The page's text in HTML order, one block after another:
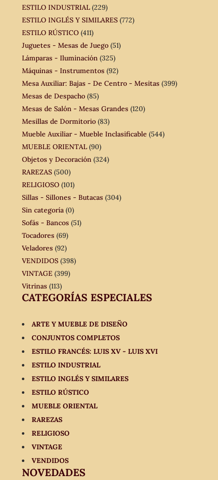
ESTILO INDUSTRIAL (229)
ESTILO INGLÉS Y SIMILARES (772)
ESTILO RÚSTICO (411)
Juguetes - Mesas de Juego (51)
Lámparas - Iluminación (325)
Máquinas - Instrumentos (92)
Mesa Auxiliar: Bajas - De Centro - Mesitas (399)
Mesas de Despacho (85)
Mesas de Salón - Mesas Grandes (120)
Mesillas de Dormitorio (83)
Mueble Auxiliar - Mueble Inclasificable (544)
MUEBLE ORIENTAL (90)
Objetos y Decoración (324)
RAREZAS (500)
RELIGIOSO (101)
Sillas - Sillones - Butacas (304)
Sin categoría (0)
Sofás - Bancos (51)
Tocadores (69)
Veladores (92)
VENDIDOS (398)
VINTAGE (399)
Vitrinas (113)
CATEGORÍAS ESPECIALES
ARTE Y MUEBLE DE DISEÑO
CONJUNTOS COMPLETOS
ESTILO FRANCÉS: LUIS XV - LUIS XVI
ESTILO INDUSTRIAL
ESTILO INGLÉS Y SIMILARES
ESTILO RÚSTICO
MUEBLE ORIENTAL
RAREZAS
RELIGIOSO
VINTAGE
VENDIDOS
NOVEDADES